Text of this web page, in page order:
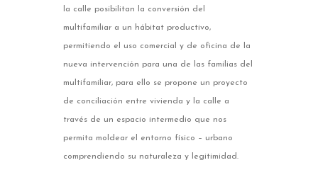
la calle posibilitan la conversión del
multifamiliar a un hábitat productivo,
permitiendo el uso comercial y de oficina de la
nueva intervención para una de las familias del
multifamiliar, para ello se propone un proyecto
de conciliación entre vivienda y la calle a
través de un espacio intermedio que nos
permita moldear el entorno físico – urbano
comprendiendo su naturaleza y legitimidad.